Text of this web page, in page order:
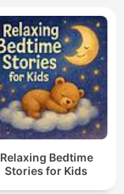
Relaxing Bedtime
Stories for Kids